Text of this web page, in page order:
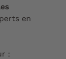
en
: